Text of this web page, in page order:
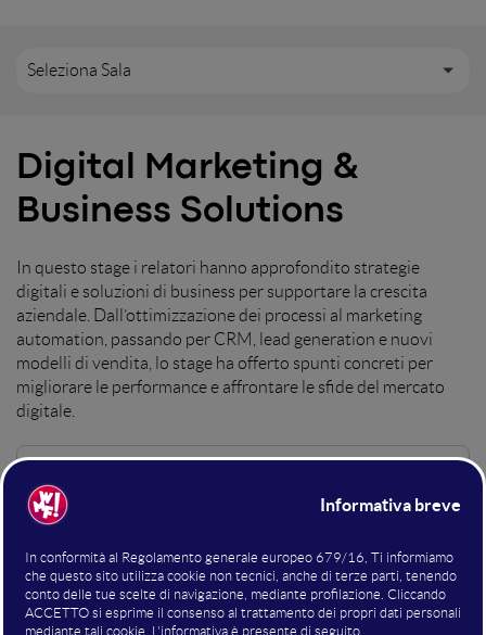
Seleziona Sala
Digital Marketing &
Business Solutions
In questo stage i relatori hanno approfondito strategie
digitali e soluzioni di business per supportare la crescita
aziendale. Dall’ottimizzazione dei processi al marketing
automation, passando per CRM, lead generation e nuovi
modelli di vendita, lo stage ha offerto spunti concreti per
migliorare le performance e affrontare le sfide del mercato
digitale.
GH srl